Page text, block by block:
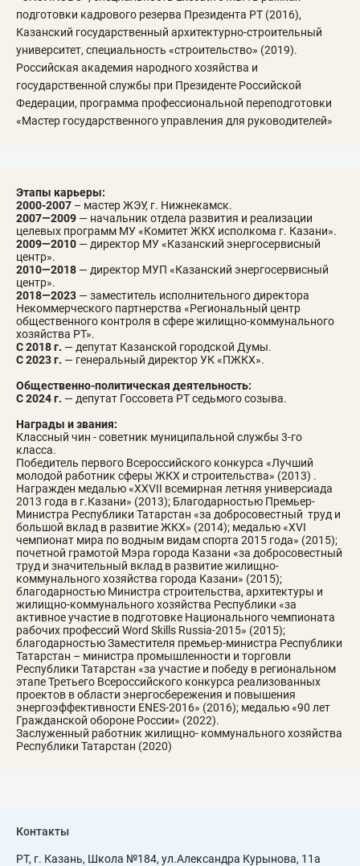
подготовки кадрового резерва Президента РТ (2016),
Казанский государственный архитектурно-строительный
университет, специальность «строительство» (2019).
Российская академия народного хозяйства и
государственной службы при Президенте Российской
Федерации, программа профессиональной переподготовки
«Мастер государственного управления для руководителей»
Этапы карьеры:
2000-2007 – мастер ЖЭУ, г. Нижнекамск.
2007—2009 — начальник отдела развития и реализации
целевых программ МУ «Комитет ЖКХ исполкома г. Казани».
2009—2010 — директор МУ «Казанский энергосервисный
центр».
2010—2018 — директор МУП «Казанский энергосервисный
центр».
2018—2023 — заместитель исполнительного директора
Некоммерческого партнерства «Региональный центр
общественного контроля в сфере жилищно-коммунального
хозяйства РТ».
С 2018 г. — депутат Казанской городской Думы.
С 2023 г. — генеральный директор УК «ПЖКХ».
Общественно-политическая деятельность:
С 2024 г. — депутат Госсовета РТ седьмого созыва.
Награды и звания:
Классный чин - советник муниципальной службы 3-го
класса.
Победитель первого Всероссийского конкурса «Лучший
молодой работник сферы ЖКХ и строительства» (2013) .
Награжден медалью «XXVII всемирная летняя универсиада
2013 года в г.Казани» (2013); Благодарностью Премьер-
Министра Республики Татарстан «за добросовестный труд и
большой вклад в развитие ЖКХ» (2014); медалью «XVI
чемпионат мира по водным видам спорта 2015 года» (2015);
почетной грамотой Мэра города Казани «за добросовестный
труд и значительный вклад в развитие жилищно-
коммунального хозяйства города Казани» (2015);
благодарностью Министра строительства, архитектуры и
жилищно-коммунального хозяйства Республики «за
активное участие в подготовке Национального чемпионата
рабочих профессий Word Skills Russia-2015» (2015);
благодарностью Заместителя премьер-министра Республики
Татарстан – министра промышленности и торговли
Республики Татарстан «за участие и победу в региональном
этапе Третьего Всероссийского конкурса реализованных
проектов в области энергосбережения и повышения
энергоэффективности ENES-2016» (2016); медалью «90 лет
Гражданской обороне России» (2022).
Заслуженный работник жилищно- коммунального хозяйства
Республики Татарстан (2020)
Контакты
РТ, г. Казань, Школа №184, ул.Александра Курынова, 11а